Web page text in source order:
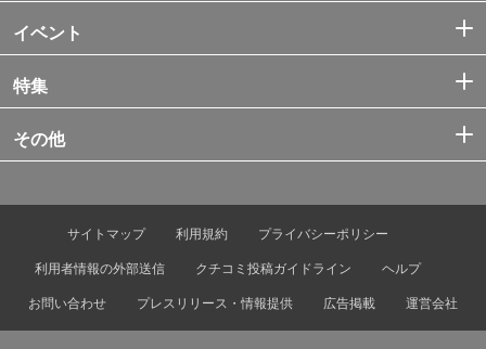
イベント
特集
その他
サイトマップ 利用規約
プライバシーポリシー
利用者情報の外部送信
クチコミ投稿ガイドライン
ヘルプ
お問い合わせ
プレスリリース・情報提供 広告掲載 運営会社